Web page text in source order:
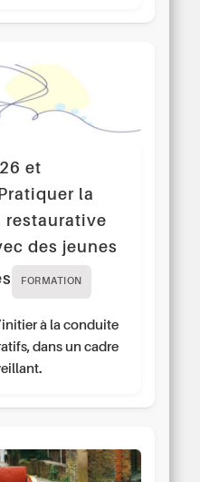
et
la
restaurative
des jeunes
FORMATION
à la conduite
dans un cadre